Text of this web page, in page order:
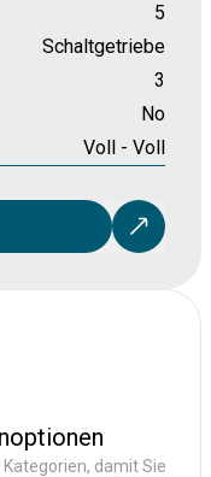
damit Sie
5
Schaltgetriebe
3
No
Voll - Voll